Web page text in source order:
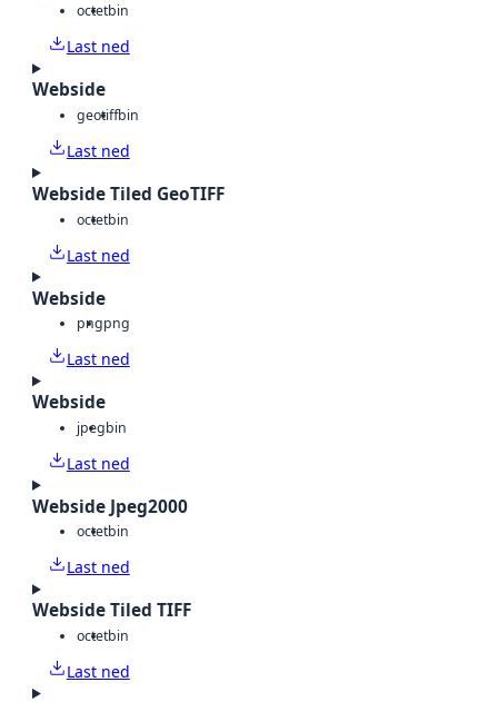
octetbin
Last ned
Webside
geotiffbin
Last ned
Webside Tiled GeoTIFF
octetbin
Last ned
Webside
pngpng
Last ned
Webside
jpegbin
Last ned
Webside Jpeg2000
octetbin
Last ned
Webside Tiled TIFF
octetbin
Last ned